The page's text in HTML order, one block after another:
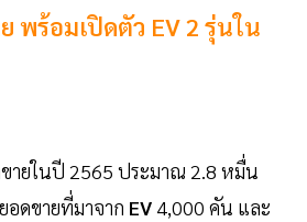
พร้อมเปิดตัว EV 2 รุ่นใน
ายในปี 2565 ประมาณ 2.8 หมื่น
ดขายที่มาจาก EV 4,000 คัน และ